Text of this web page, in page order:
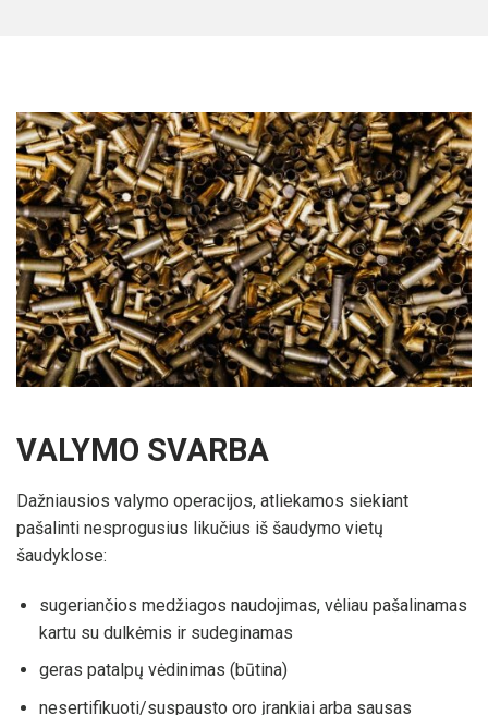
VALYMO SVARBA
Dažniausios valymo operacijos, atliekamos siekiant
pašalinti nesprogusius likučius iš šaudymo vietų
šaudyklose:
sugeriančios medžiagos naudojimas, vėliau pašalinamas
kartu su dulkėmis ir sudeginamas
geras patalpų vėdinimas (būtina)
nesertifikuoti/suspausto oro įrankiai arba sausas